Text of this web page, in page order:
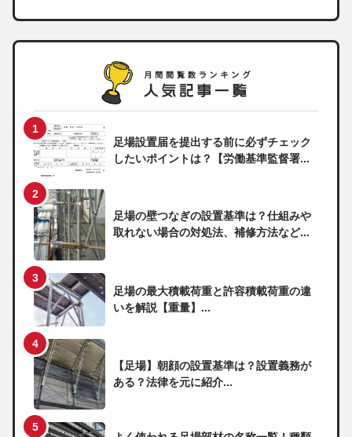
足場設置届を提出する前に必ずチェック
したいポイントは？【労働基準監督署...
足場の壁つなぎの設置基準は？仕組みや
取れない場合の対処法、補修方法など...
足場の最大積載荷重と許容積載荷重の違
いを解説【重量】...
【足場】朝顔の設置基準は？設置義務が
ある？法律を元に紹介...